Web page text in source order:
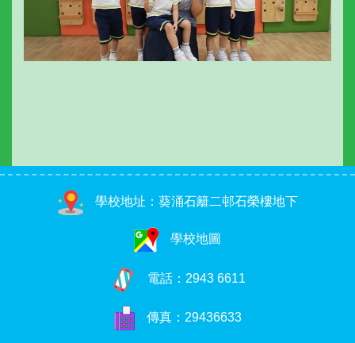
學校地址：葵涌石籬二邨石榮樓地下
學校地圖
電話： 2943 6611
傳真：29436633